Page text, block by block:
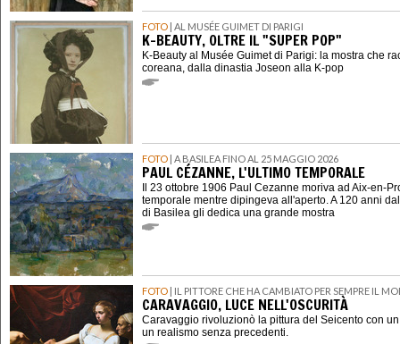
FOTO | AL MUSÉE GUIMET DI PARIGI
K-BEAUTY, OLTRE IL "SUPER POP"
K-Beauty al Musée Guimet di Parigi: la mostra che
coreana, dalla dinastia Joseon alla K-pop
FOTO | A BASILEA FINO AL 25 MAGGIO 2026
PAUL CÉZANNE, L'ULTIMO TEMPORALE
Il 23 ottobre 1906 Paul Cezanne moriva ad Aix-en-
temporale mentre dipingeva all'aperto. A 120 anni
di Basilea gli dedica una grande mostra
FOTO | IL PITTORE CHE HA CAMBIATO PER SEMPRE IL
CARAVAGGIO, LUCE NELL'OSCURITÀ
Caravaggio rivoluzionò la pittura del Seicento con
un realismo senza precedenti.